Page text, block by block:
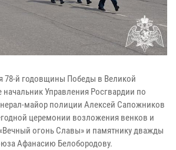
78-й годовщины Победы в Великой
начальник Управления Росгвардии по
майор полиции Алексей Сапожников
церемонии возложения венков и
огонь Славы» и памятнику дважды
Афанасию Белобородову.